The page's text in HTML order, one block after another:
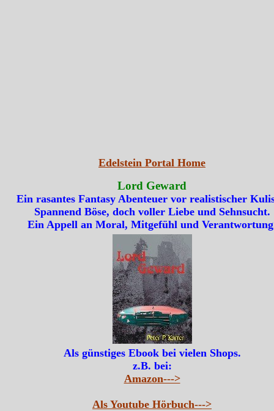
Edelstein Portal Home
Lord Geward
Ein rasantes Fantasy Abenteuer vor realistischer
Spannend Böse, doch voller Liebe und Sehnsucht.
Ein Appell an Moral, Mitgefühl und
Als günstiges Ebook bei vielen Shops.
z.B. bei:
Amazon--->
Als Youtube Hörbuch--->